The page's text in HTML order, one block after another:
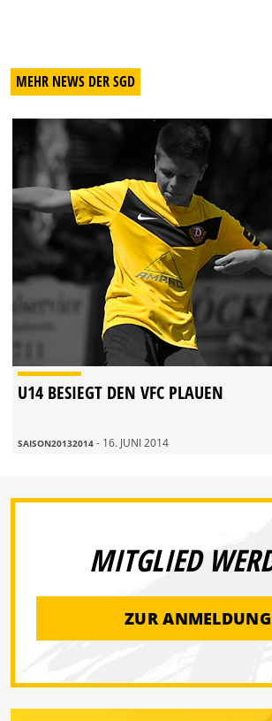
MEHR NEWS DER SGD
U14 BESIEGT DEN VFC PLAUEN
SAISON20132014 - 16. JUNI 2014
MITGLIED
ZUR ANMELDUNG